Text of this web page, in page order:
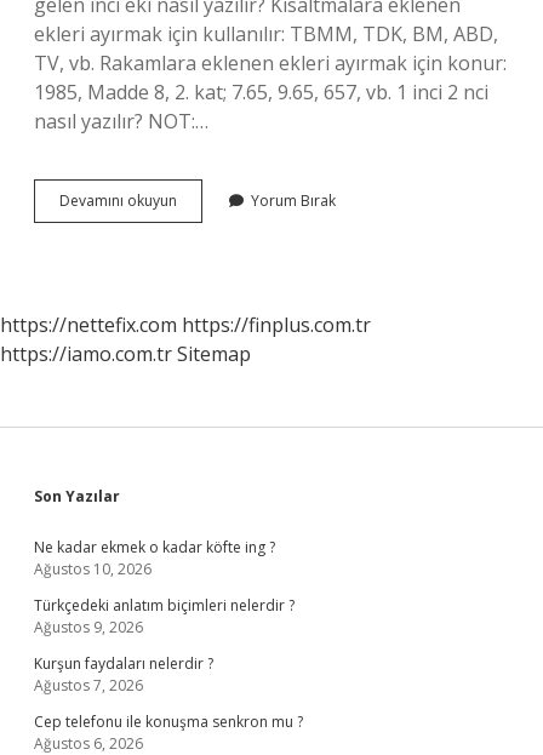
ekleri ayırmak için kullanılır: TBMM, TDK, BM, ABD,
TV, vb. Rakamlara eklenen ekleri ayırmak için konur:
1985, Madde 8, 2. kat; 7.65, 9.65, 657, vb. 1 inci 2 nci
nasıl yazılır? NOT:…
Devamını okuyun
Nasıl
Yorum Bırak
https://nettefix.com https://finplus.com.tr
https://iamo.com.trSitemap
Sidebar
Son Yazılar
Ne kadar ekmek o kadar köfte ing ?
Ağustos 10, 2026
Türkçedeki anlatım biçimleri nelerdir ?
Ağustos 9, 2026
Kurşun faydaları nelerdir ?
Ağustos 7, 2026
Cep telefonu ile konuşma senkron mu ?
Ağustos 6, 2026